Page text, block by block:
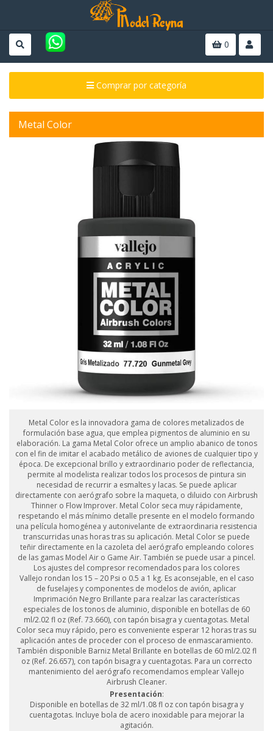
0
Comprar por categoría
Metal Color
Metal Color es la innovadora gama de colores metalizados de
formulación base agua, que emplea pigmentos de aluminio en su
elaboración. La gama Metal Color ofrece un amplio abanico de tonos
con el fin de imitar el acabado metálico de aviones de cualquier tipo y
época. De excepcional brillo y extraordinario poder de reflectancia,
permite al modelista realizar todos los procesos de pintura sin
necesidad de recurrir a esmaltes y lacas. Se puede aplicar
directamente con aerógrafo sobre la maqueta, o diluido con Airbrush
Thinner o Flow Improver. Metal Color seca muy rápidamente,
respetando el más mínimo detalle presente en el modelo formando
una película homogénea y autonivelante de extraordinaria resistencia
transcurridas unas horas tras su aplicación. Metal Color se puede
teñir directamente en la cazoleta del aerógrafo empleando colores
de las gamas Model Air o Game Air. También se puede usar a pincel.
Los ajustes del compresor recomendados para los colores
Vallejo rondan los 15 – 20 Psi o 0.5 a 1 kg. Es aconsejable, en el caso
de fuselajes y componentes de modelos de avión, aplicar
Imprimación Negro Brillante para realzar las características
especiales de los tonos de aluminio, disponible en botellas de 60
ml/2.02 fl oz (Ref. 73.660), con tapón bisagra y cuentagotas. Metal
Color seca muy rápido, pero es conveniente esperar 12 horas tras su
aplicación antes de proceder con el proceso de enmascaramiento.
También disponible Barniz Metal Brillante en botellas de 60 ml/2.02 fl
oz (Ref. 26.657), con tapón bisagra y cuentagotas. Para un correcto
mantenimiento del aerógrafo recomendamos emplear Vallejo
Airbrush Cleaner.
Presentación:
Disponible en botellas de 32 ml/1.08 fl oz con tapón bisagra y
cuentagotas. Incluye bola de acero inoxidable para mejorar la
agitación.